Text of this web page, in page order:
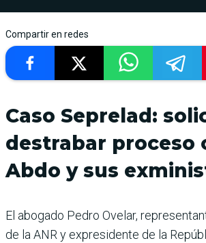
Compartir en redes
Caso Seprelad:
destrabar proceso
Abdo y sus
El abogado Pedro Ovelar,
de la ANR y expresidente de la